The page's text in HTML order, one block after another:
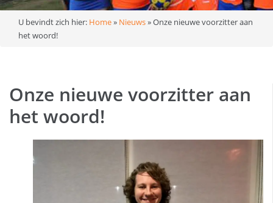
U bevindt zich hier: Home» Nieuws»Onze nieuwe voorzitter aan
het woord!
Onze nieuwe voorzitter aan
het woord!